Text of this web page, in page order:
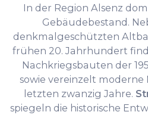
In der Region Alsenz
Gebäudebestand.
denkmalgeschützten
frühen 20. Jahrhundert
Nachkriegsbauten der
sowie vereinzelt
letzten zwanzig Jahre.
spiegeln die historische